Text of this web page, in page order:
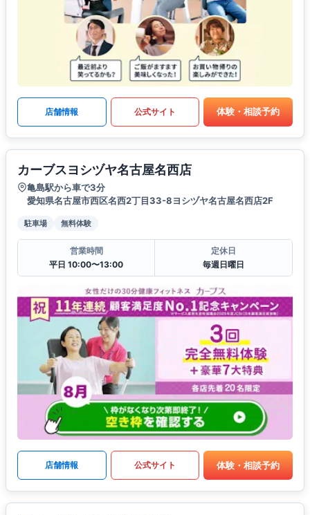
店舗情報 公式サイト 体験・相談予約
カーブスヨシヅヤ名古屋名西店
亀島駅から車で3分
愛知県名古屋市西区名西2丁目33-8ヨシヅヤ名古屋名西店2F
駐車場 無料体験
営業時間
平日 10:00〜13:00
定休日
毎週日曜日
店舗情報 公式サイト 体験・相談予約